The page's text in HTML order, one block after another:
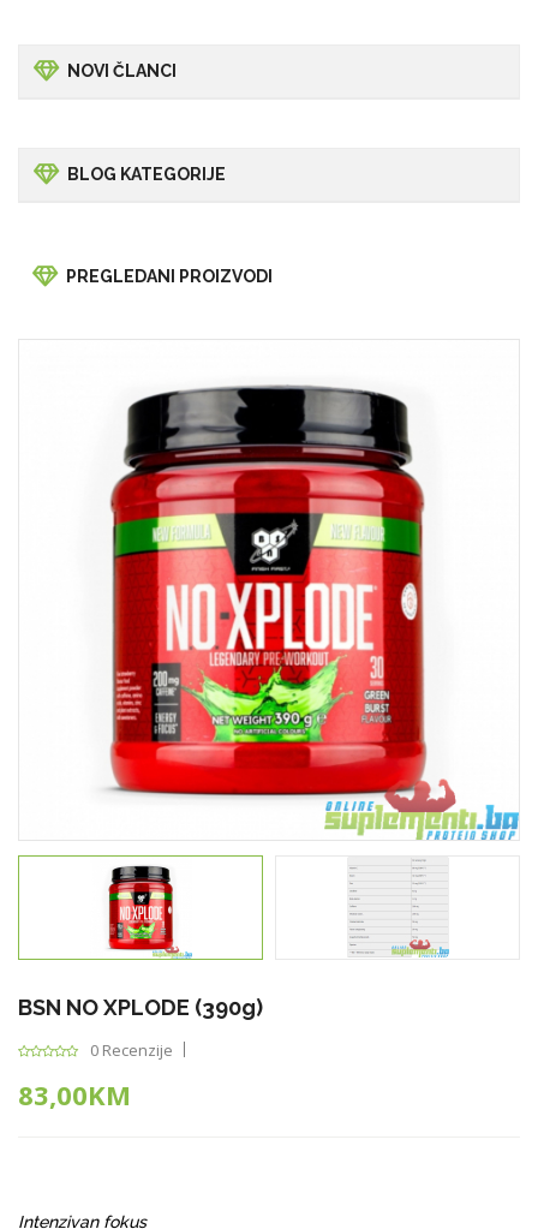
NOVI ČLANCI
BLOG KATEGORIJE
PREGLEDANI PROIZVODI
BSN NO XPLODE (390g)
0 Recenzije
83,00KM
Intenzivan fokus